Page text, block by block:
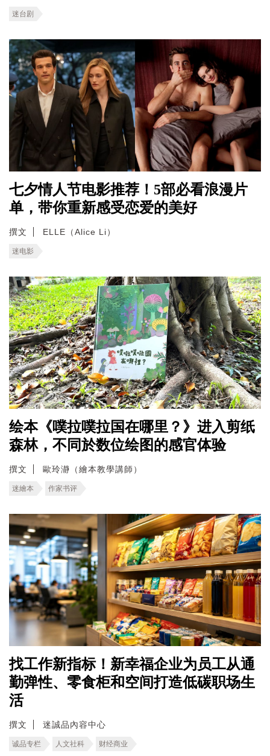
迷台剧
七夕情人节电影推荐！5部必看浪漫片
单，带你重新感受恋爱的美好
撰文 ELLE（Alice Li）
迷电影
绘本《噗拉噗拉国在哪里？》进入剪纸
森林，不同於数位绘图的感官体验
撰文 歐玲瀞（繪本教學講師）
迷繪本 作家书评
找工作新指标！新幸福企业为员工从通
勤弹性、零食柜和空间打造低碳职场生
活
撰文 迷誠品內容中心
诚品专栏 人文社科 财经商业